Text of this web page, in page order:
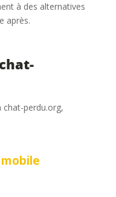
à des alternatives
après.
chat-perdu.org,